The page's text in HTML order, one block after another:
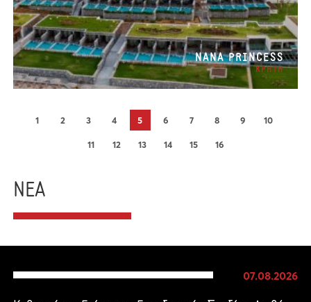
NANA PRINCESS
ΚΡΗΤΗ
1 2 3 4 5 6 7 8 9 10
11 12 13 14 15 16
ΝΕΑ
07.08.2026